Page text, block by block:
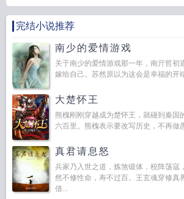
完结小说推荐
南少的爱情游戏
关于南少的爱情游戏那一年，南亓哲初
嫁给自己。苏然原以为这会是幸福的开
大楚怀王
熊槐刚刚穿越成为楚怀王，就碰到秦国
六百里。熊槐表示要改写历史，不再做
真君请息怒
兵家乃入世之道，炼煞锻体，校阵荡寇
然不修性命，寿不过百。王玄魂穿修真
借...